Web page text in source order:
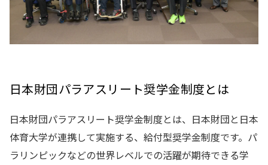
日本財団パラアスリート奨学金制度とは
日本財団パラアスリート奨学金制度とは、日本財団と日本
体育大学が連携して実施する、給付型奨学金制度です。パ
ラリンピックなどの世界レベルでの活躍が期待できる学